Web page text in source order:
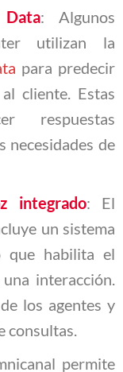
: Algunos
utilizan la
para predecir
cliente. Estas
respuestas
necesidades de
integrado: El
un sistema
que habilita el
interacción.
los agentes y
consultas.
permite